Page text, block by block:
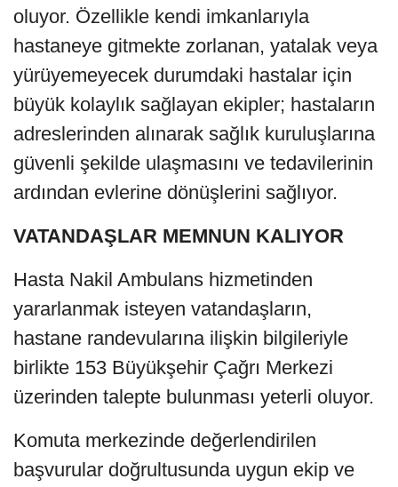
oluyor. Özellikle kendi imkanlarıyla
hastaneye gitmekte zorlanan, yatalak veya
yürüyemeyecek durumdaki hastalar için
büyük kolaylık sağlayan ekipler; hastaların
adreslerinden alınarak sağlık kuruluşlarına
güvenli şekilde ulaşmasını ve tedavilerinin
ardından evlerine dönüşlerini sağlıyor.
VATANDAŞLAR MEMNUN KALIYOR
Hasta Nakil Ambulans hizmetinden
yararlanmak isteyen vatandaşların,
hastane randevularına ilişkin bilgileriyle
birlikte 153 Büyükşehir Çağrı Merkezi
üzerinden talepte bulunması yeterli oluyor.
Komuta merkezinde değerlendirilen
başvurular doğrultusunda uygun ekip ve